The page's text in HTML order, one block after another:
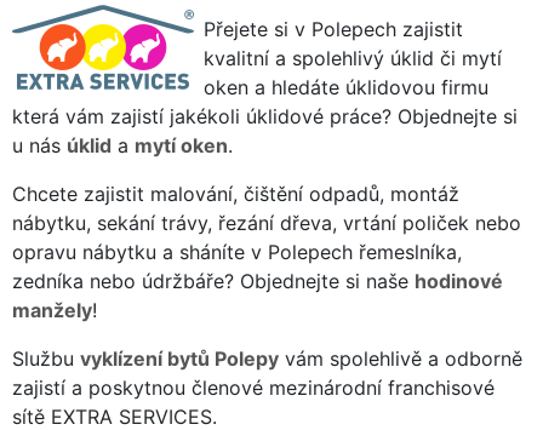
Přejete si v Polepech zajistit
kvalitní a spolehlivý úklid či mytí
oken a hledáte úklidovou firmu
která vám zajistí jakékoli úklidové práce? Objednejte si
u nás úklid a mytí oken.
Chcete zajistit malování, čištění odpadů, montáž
nábytku, sekání trávy, řezání dřeva, vrtání poliček nebo
opravu nábytku a sháníte v Polepech řemeslníka,
zedníka nebo údržbáře? Objednejte si naše hodinové
manžely!
Službu vyklízení bytů Polepy vám spolehlivě a odborně
zajistí a poskytnou členové mezinárodní franchisové
sítě EXTRA SERVICES.